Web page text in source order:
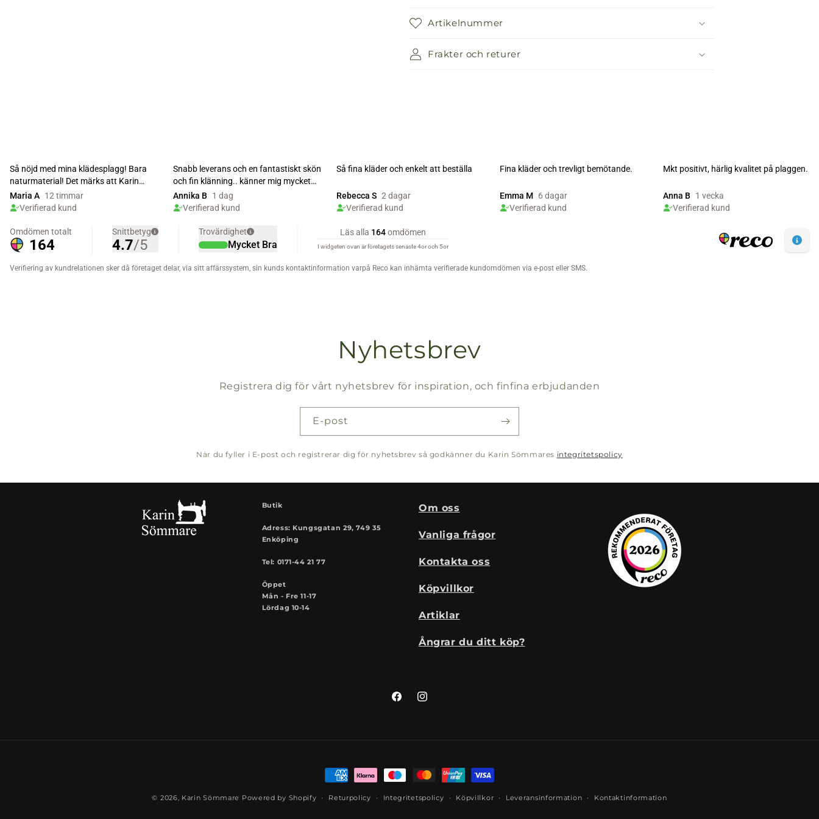
Artikelnummer
Frakter och returer
Nyhetsbrev
Registrera dig för vårt nyhetsbrev för inspiration, och finfina erbjudanden
E-post
När du fyller i E-post och registrerar dig för nyhetsbrev så godkänner du Karin Sömmares integritetspolicy
Butik
Adress: Kungsgatan 29, 749 35
Enköping
Tel: 0171-44 21 77
Öppet
Mån - Fre 11-17
Lördag 10-14
Om oss
Vanliga frågor
Kontakta oss
Köpvillkor
Artiklar
Ångrar du ditt köp?
FacebookInstagram
Betalningsmetoder
© 2026, Karin Sömmare Powered by Shopify Returpolicy Integritetspolicy Köpvillkor Leveransinformation Kontaktinformation